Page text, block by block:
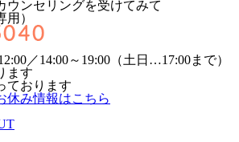
用）
／14:00～19:00（土日…17:00まで）
ます
ております
休み情報はこちら